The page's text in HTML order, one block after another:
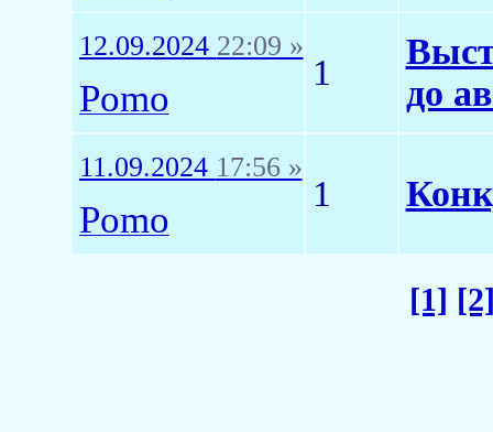
12.09.2024 22:09 »
Pomo
1
до
11.09.2024 17:56 »
Pomo
1
[1]